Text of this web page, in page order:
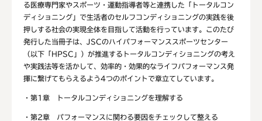
る医療専門家やスポーツ・運動指導者等と連携した「トータルコン
ディショニング」で生活者のセルフコンディショニングの実践を後
押しする社会の実現全体を目指して活動を行っています。このたび
発行した当冊子は、JSCのハイパフォーマンススポーツセンター
（以下「HPSC」）が推進するトータルコンディショニングの考え
や実践法等を活かして、効率的・効果的なライフパフォーマンス発
揮に繋げてもらえるよう4つのポイントで章立てしています。
・第1章 トータルコンディショニングを理解する
・第2章 パフォーマンスに関わる要因をチェックして整える